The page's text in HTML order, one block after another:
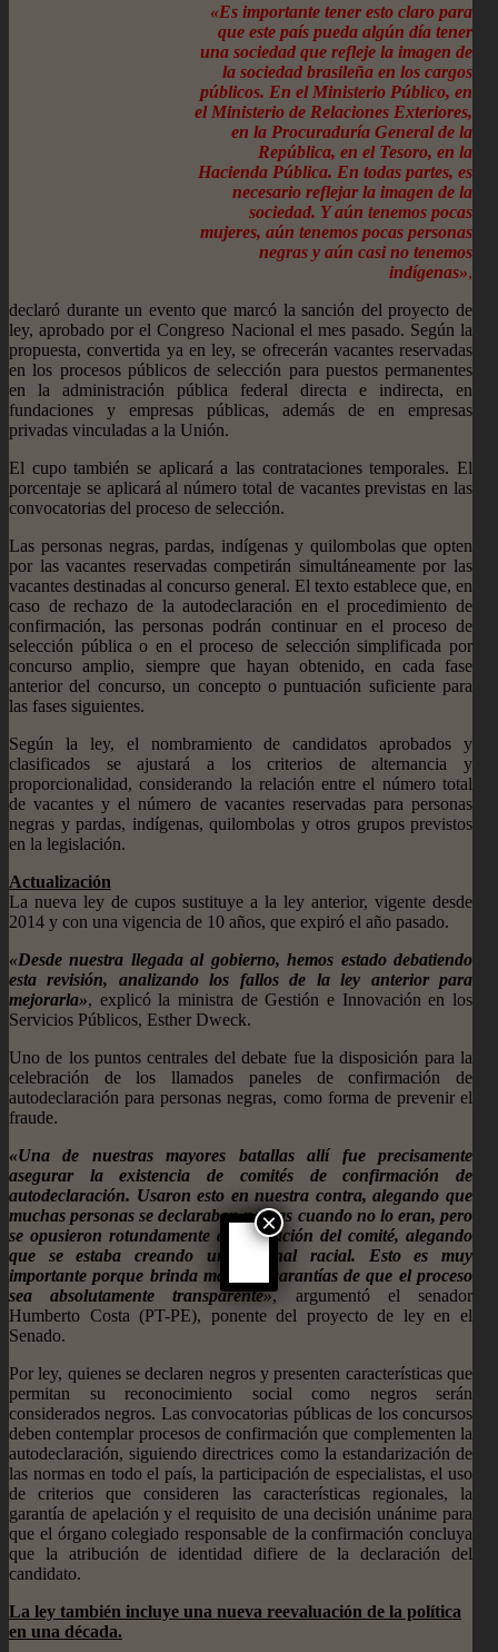
«Es importante tener esto claro para
que este país pueda algún día tener
una sociedad que refleje la imagen de
la sociedad brasileña en los cargos
públicos. En el Ministerio Público, en
el Ministerio de Relaciones Exteriores,
en la Procuraduría General de la
República, en el Tesoro, en la
Hacienda Pública. En todas partes, es
necesario reflejar la imagen de la
sociedad. Y aún tenemos pocas
mujeres, aún tenemos pocas personas
negras y aún casi no tenemos
indígenas»,
declaró durante un evento que marcó la sanción del proyecto de
ley, aprobado por el Congreso Nacional el mes pasado. Según la
propuesta, convertida ya en ley, se ofrecerán vacantes reservadas
en los procesos públicos de selección para puestos permanentes
en la administración pública federal directa e indirecta, en
fundaciones y empresas públicas, además de en empresas
privadas vinculadas a la Unión.
El cupo también se aplicará a las contrataciones temporales. El
porcentaje se aplicará al número total de vacantes previstas en las
convocatorias del proceso de selección.
Las personas negras, pardas, indígenas y quilombolas que opten
por las vacantes reservadas competirán simultáneamente por las
vacantes destinadas al concurso general. El texto establece que, en
caso de rechazo de la autodeclaración en el procedimiento de
confirmación, las personas podrán continuar en el proceso de
selección pública o en el proceso de selección simplificada por
concurso amplio, siempre que hayan obtenido, en cada fase
anterior del concurso, un concepto o puntuación suficiente para
las fases siguientes.
Según la ley, el nombramiento de candidatos aprobados y
clasificados se ajustará a los criterios de alternancia y
proporcionalidad, considerando la relación entre el número total
de vacantes y el número de vacantes reservadas para personas
negras y pardas, indígenas, quilombolas y otros grupos previstos
en la legislación.
Actualización
La nueva ley de cupos sustituye a la ley anterior, vigente desde
2014 y con una vigencia de 10 años, que expiró el año pasado.
«Desde nuestra llegada al gobierno, hemos estado debatiendo
esta revisión, analizando los fallos de la ley anterior para
mejorarla», explicó la ministra de Gestión e Innovación en los
Servicios Públicos, Esther Dweck.
Uno de los puntos centrales del debate fue la disposición para la
celebración de los llamados paneles de confirmación de
autodeclaración para personas negras, como forma de prevenir el
fraude.
«Una de nuestras mayores batallas allí fue precisamente
asegurar la existencia de comités de confirmación de
autodeclaración. Usaron esto en nuestra contra, alegando que
muchas personas se declaraban negras cuando no lo eran, pero
se opusieron rotundamente a la creación del comité, alegando
que se estaba creando un tribunal racial. Esto es muy
importante porque brinda mayores garantías de que el proceso
sea absolutamente transparente», argumentó el senador
Humberto Costa (PT-PE), ponente del proyecto de ley en el
Senado.
Por ley, quienes se declaren negros y presenten características que
permitan su reconocimiento social como negros serán
considerados negros. Las convocatorias públicas de los concursos
deben contemplar procesos de confirmación que complementen la
autodeclaración, siguiendo directrices como la estandarización de
las normas en todo el país, la participación de especialistas, el uso
de criterios que consideren las características regionales, la
garantía de apelación y el requisito de una decisión unánime para
que el órgano colegiado responsable de la confirmación concluya
que la atribución de identidad difiere de la declaración del
candidato.
La ley también incluye una nueva reevaluación de la política
en una década.
×